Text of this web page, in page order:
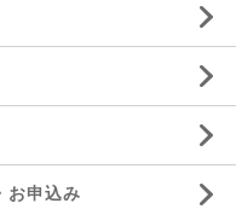
お申込み